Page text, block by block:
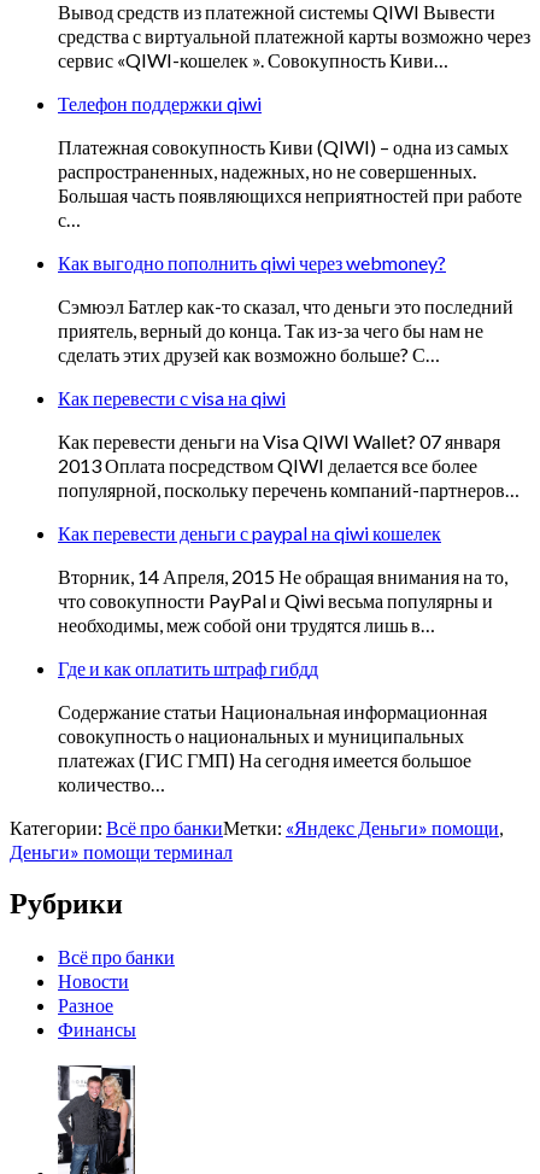
Вывод средств из платежной системы QIWI Вывести
средства с виртуальной платежной карты возможно через
сервис «QIWI-кошелек ». Совокупность Киви…
Телефон поддержки qiwi
Платежная совокупность Киви (QIWI) – одна из самых
распространенных, надежных, но не совершенных.
Большая часть появляющихся неприятностей при работе
с…
Как выгодно пополнить qiwi через webmoney?
Сэмюэл Батлер как-то сказал, что деньги это последний
приятель, верный до конца. Так из-за чего бы нам не
сделать этих друзей как возможно больше? С…
Как перевести с visa на qiwi
Как перевести деньги на Visa QIWI Wallet? 07 января
2013 Оплата посредством QIWI делается все более
популярной, поскольку перечень компаний-партнеров…
Как перевести деньги с paypal на qiwi кошелек
Вторник, 14 Апреля, 2015 Не обращая внимания на то,
что совокупности PayPal и Qiwi весьма популярны и
необходимы, меж собой они трудятся лишь в…
Где и как оплатить штраф гибдд
Содержание статьи Национальная информационная
совокупность о национальных и муниципальных
платежах (ГИС ГМП) На сегодня имеется большое
количество…
Категории: Всё про банкиМетки: «Яндекс Деньги» помощи,
Деньги» помощи терминал
Рубрики
Всё про банки
Новости
Разное
Финансы